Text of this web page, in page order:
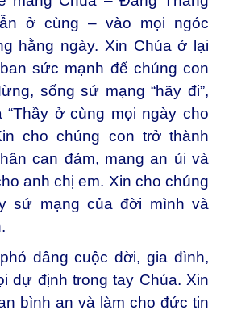
ở cùng – vào mọi ngóc
hằng ngày. Xin Chúa ở lại
sức mạnh để chúng con
sống sứ mạng “hãy đi”,
ở cùng mọi ngày cho
cho chúng con trở thành
can đảm, mang an ủi và
anh chị em. Xin cho chúng
sứ mạng của đời mình và
dâng cuộc đời, gia đình,
dự định trong tay Chúa. Xin
bình an và làm cho đức tin